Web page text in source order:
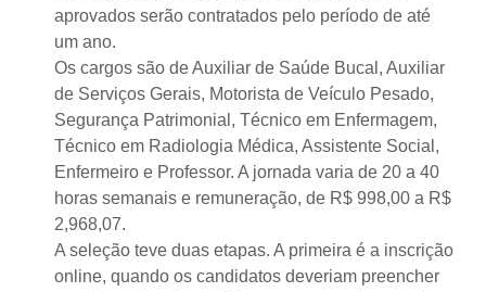
aprovados serão contratados pelo período de até
um ano.
Os cargos são de Auxiliar de Saúde Bucal, Auxiliar
de Serviços Gerais, Motorista de Veículo Pesado,
Segurança Patrimonial, Técnico em Enfermagem,
Técnico em Radiologia Médica, Assistente Social,
Enfermeiro e Professor. A jornada varia de 20 a 40
horas semanais e remuneração, de R$ 998,00 a R$
2,968,07.
A seleção teve duas etapas. A primeira é a inscrição
online, quando os candidatos deveriam preencher